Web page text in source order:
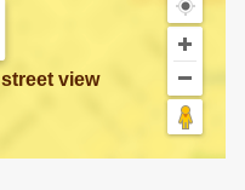
street view